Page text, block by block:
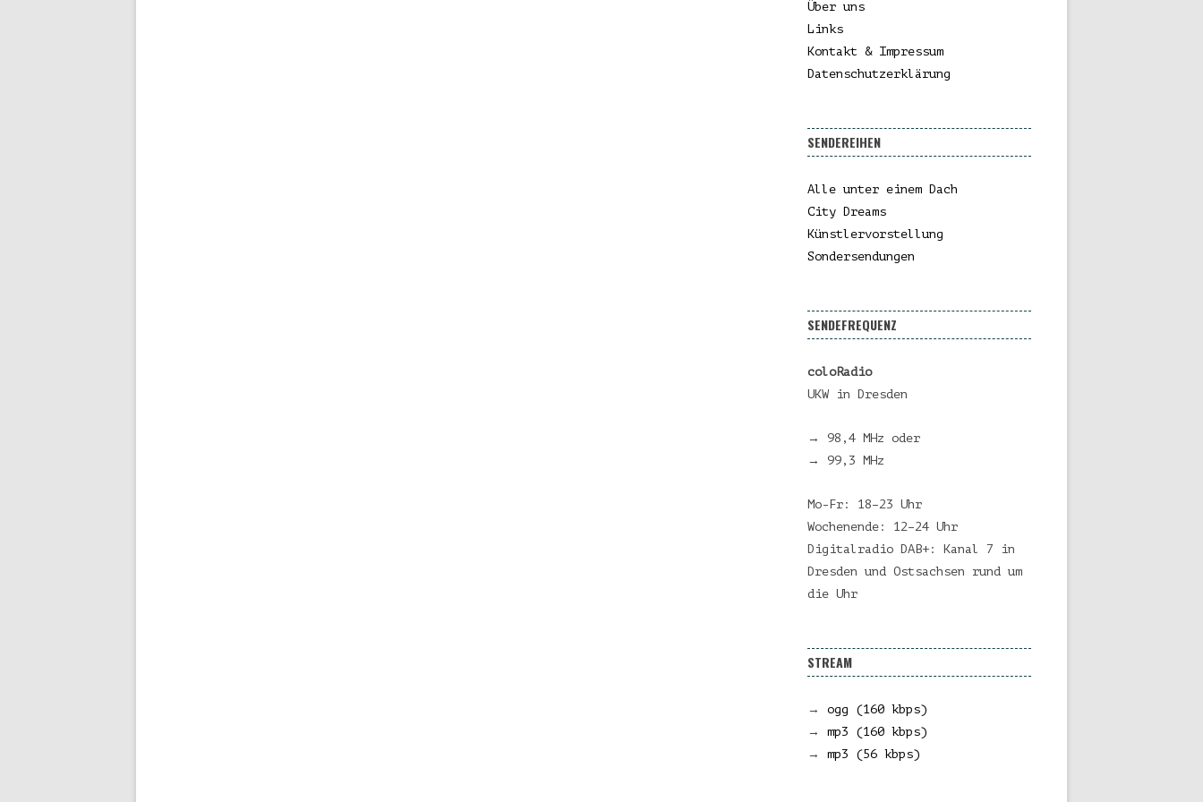
Über uns
Links
Kontakt & Impressum
Datenschutzerklärung
SENDEREIHEN
Alle unter einem Dach
City Dreams
Künstlervorstellung
Sondersendungen
SENDEFREQUENZ
coloRadio
UKW in Dresden
→ 98,4 MHz oder
→ 99,3 MHz
Mo-Fr: 18–23 Uhr
Wochenende: 12–24 Uhr
Digitalradio DAB+: Kanal 7 in
Dresden und Ostsachsen rund um
die Uhr
STREAM
→ ogg (160 kbps)
→ mp3 (160 kbps)
→ mp3 (56 kbps)